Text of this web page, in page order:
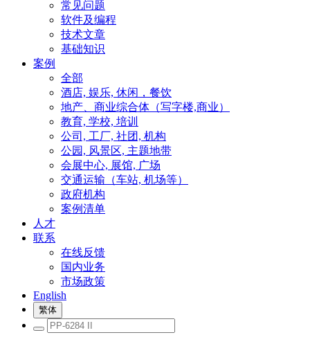
常见问题
软件及编程
技术文章
基础知识
案例
全部
酒店, 娱乐, 休闲，餐饮
地产、商业综合体（写字楼,商业）
教育, 学校, 培训
公司, 工厂, 社团, 机构
公园, 风景区, 主题地带
会展中心, 展馆, 广场
交通运输（车站, 机场等）
政府机构
案例清单
人才
联系
在线反馈
国内业务
市场政策
English
繁体